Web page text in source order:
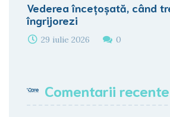
Vederea încețoșată, când
îngrijorezi
29 iulie 2026 0
Comentarii recente